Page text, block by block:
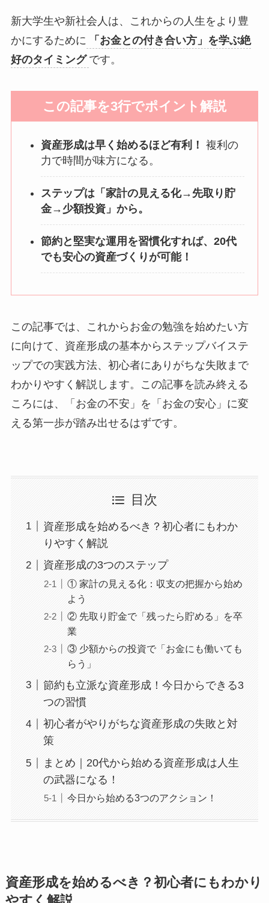
新大学生や新社会人は、これからの人生をより豊
かにするために
「お金との付き合い方」を学ぶ絶
好のタイミング です。
この記事を3行でポイント解説
資産形成は早く始めるほど有利！ 複利の
力で時間が味方になる。
ステップは「家計の見える化→先取り貯
金→少額投資」から。
節約と堅実な運用を習慣化すれば、20代
でも安心の資産づくりが可能！
この記事では、これからお金の勉強を始めたい方
に向けて、資産形成の基本からステップバイステ
ップでの実践方法、初心者にありがちな失敗まで
わかりやすく解説します。この記事を読み終える
ころには、「お金の不安」を「お金の安心」に変
える第一歩が踏み出せるはずです。
目次
資産形成を始めるべき？初心者にもわか
りやすく解説
資産形成の3つのステップ
① 家計の見える化：収支の把握から始め
よう
② 先取り貯金で「残ったら貯める」を卒
業
③ 少額からの投資で「お金にも働いても
らう」
節約も立派な資産形成！今日からできる3
つの習慣
初心者がやりがちな資産形成の失敗と対
策
まとめ｜20代から始める資産形成は人生
の武器になる！
今日から始める3つのアクション！
資産形成を始めるべき？初心者にもわかり